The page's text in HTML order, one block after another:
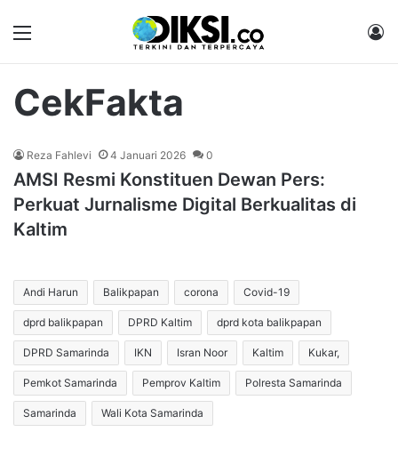
CekFakta
Reza Fahlevi 4 Januari 2026 0
AMSI Resmi Konstituen Dewan Pers:
Perkuat Jurnalisme Digital Berkualitas di
Kaltim
Andi Harun Balikpapan corona Covid-19
dprd balikpapan DPRD Kaltim dprd kota balikpapan
DPRD Samarinda IKN Isran Noor Kaltim Kukar,
Pemkot Samarinda Pemprov Kaltim Polresta Samarinda
Samarinda Wali Kota Samarinda